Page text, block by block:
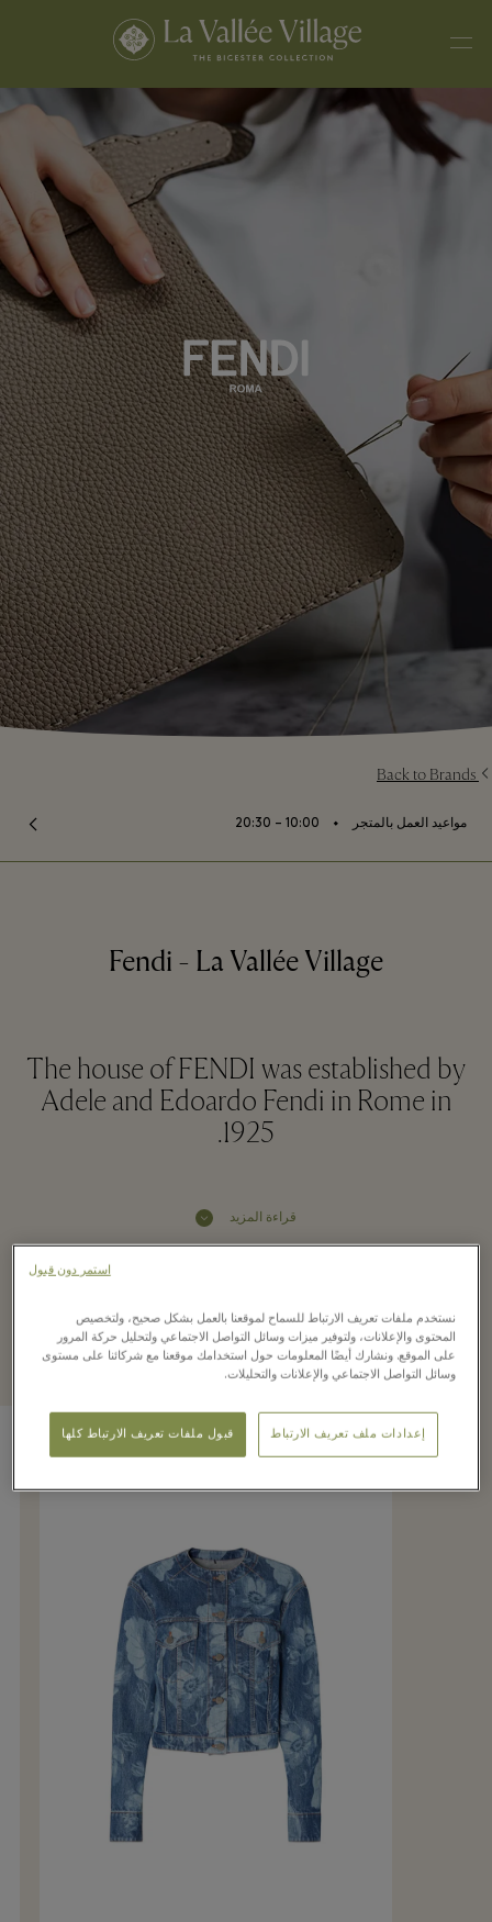
Back to Brands
مواعيد العمل بالمتجر ⬩
10:00 – 20:30
Fendi - La Vallée Village
The house of FENDI was established by
Adele and Edoardo Fendi in Rome in
1925.
قراءة المزيد
Recently seen in the
boutique
نستخدم ملفات تعريف الارتباط للسماح لموقعنا بالعمل بشكل صحيح، ولتخصيص
المحتوى والإعلانات، ولتوفير ميزات وسائل التواصل الاجتماعي ولتحليل حركة المرور
على الموقع. ونشارك أيضًا المعلومات حول استخدامك موقعنا مع شركائنا على مستوى
وسائل التواصل الاجتماعي والإعلانات والتحليلات.
إعدادات ملف تعريف الارتباط قبول ملفات تعريف الارتباط كلها
استمر دون قبول